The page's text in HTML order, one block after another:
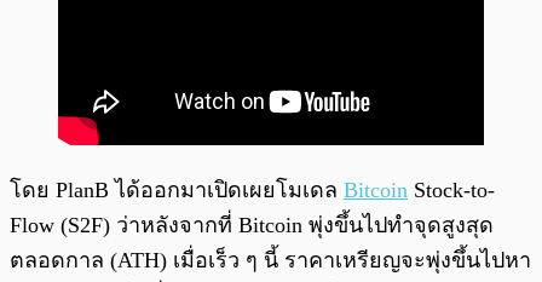
โดย PlanB ได้ออกมาเปิดเผยโมเดล Bitcoin Stock-to-
Flow (S2F) ว่าหลังจากที่ Bitcoin พุ่งขึ้นไปทำจุดสูงสุด
ตลอดกาล (ATH) เมื่อเร็ว ๆ นี้ ราคาเหรียญจะพุ่งขึ้นไปหา